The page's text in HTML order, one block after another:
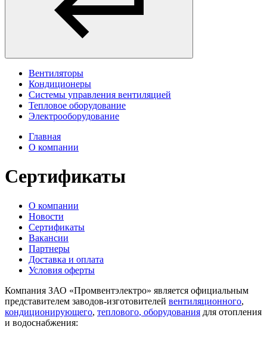
Вентиляторы
Кондиционеры
Системы управления вентиляцией
Тепловое оборудование
Электрооборудование
Главная
О компании
Сертификаты
О компании
Новости
Сертификаты
Вакансии
Партнеры
Доставка и оплата
Условия оферты
Компания ЗАО «Промвентэлектро» является официальным
представителем заводов-изготовителей вентиляционного,
кондиционирующего, теплового, оборудования для отопления
и водоснабжения: